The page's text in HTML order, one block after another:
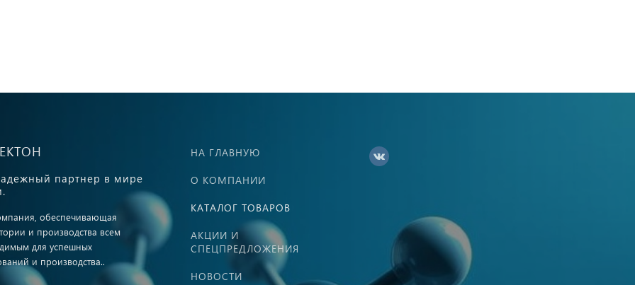
партнер в мире
обеспечивающая
и производства всем
для успешных
и производства..
НА ГЛАВНУЮ
О КОМПАНИИ
КАТАЛОГ ТОВАРОВ
АКЦИИ И
СПЕЦПРЕДЛОЖЕНИЯ
НОВОСТИ